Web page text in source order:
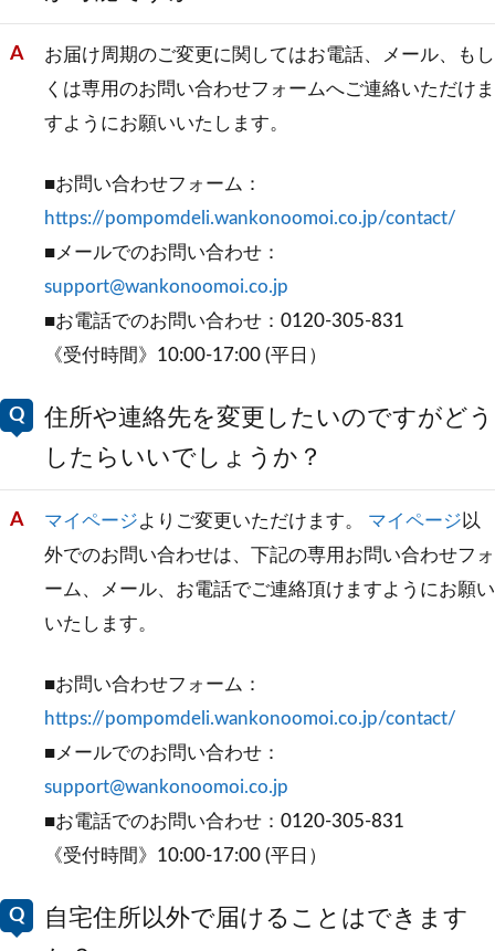
お届け周期のご変更に関してはお電話、メール、もし
くは専用のお問い合わせフォームへご連絡いただけま
すようにお願いいたします。
■お問い合わせフォーム：
https://pompomdeli.wankonoomoi.co.jp/contact/
■メールでのお問い合わせ：
support@wankonoomoi.co.jp
■お電話でのお問い合わせ：0120-305-831
《受付時間》10:00-17:00 (平日）
住所や連絡先を変更したいのですがどう
したらいいでしょうか？
マイページよりご変更いただけます。 マイページ 以
外でのお問い合わせは、下記の専用お問い合わせフォ
ーム、メール、お電話でご連絡頂けますようにお願い
いたします。
■お問い合わせフォーム：
https://pompomdeli.wankonoomoi.co.jp/contact/
■メールでのお問い合わせ：
support@wankonoomoi.co.jp
■お電話でのお問い合わせ：0120-305-831
《受付時間》10:00-17:00 (平日）
自宅住所以外で届けることはできます